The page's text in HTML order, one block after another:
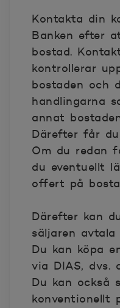
Kontakta din
Banken efter
bostad.
kontrollerar
bostaden och
handlingarna
annat
Därefter får
Om du redan
du eventuellt
offert på
Därefter kan
säljaren avtala
Du kan köpa
via DIAS, dvs.
Du kan också
konventionellt